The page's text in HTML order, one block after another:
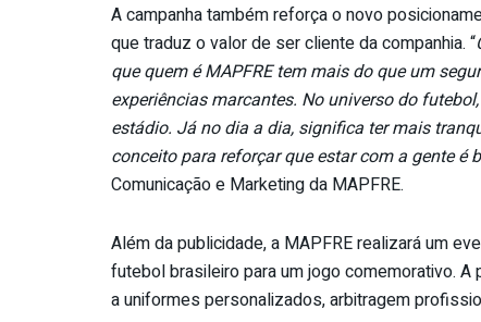
A campanha também reforça o novo
que traduz o valor de ser cliente da companhia. “
que quem é MAPFRE tem mais do que um
experiências marcantes. No universo do
estádio. Já no dia a dia, significa ter mais
conceito para reforçar que estar com a gente é
Comunicação e Marketing da MAPFRE.
Além da publicidade, a MAPFRE realizará um
futebol brasileiro para um jogo comemorativo.
a uniformes personalizados, arbitragem